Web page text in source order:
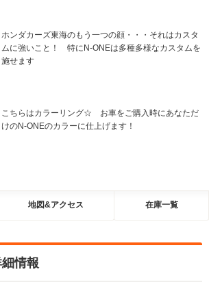
ホンダカーズ東海のもう一つの顔・・・それはカスタ
ムに強いこと！ 特にN-ONEは多種多様なカスタムを
施せます
こちらはカラーリング☆ お車をご購入時にあなただ
けのN-ONEのカラーに仕上げます！
地図&アクセス 在庫一覧
情報